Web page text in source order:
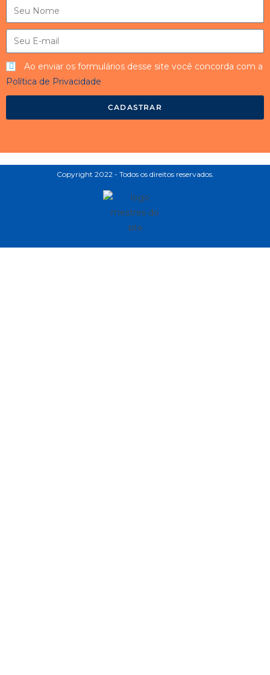
Ao enviar os formulários desse site você concorda com a
Política de Privacidade
CADASTRAR
Copyright 2022 - Todos os direitos reservados.